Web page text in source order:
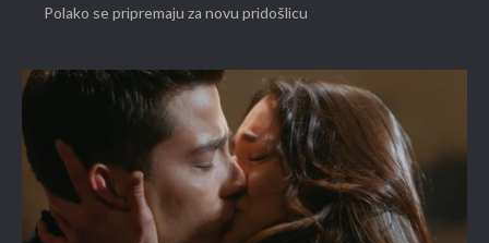
Polako se pripremaju za novu pridošlicu